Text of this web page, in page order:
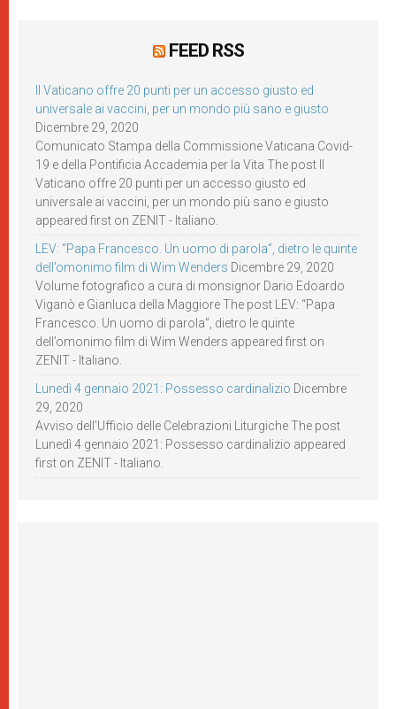
FEED RSS
Il Vaticano offre 20 punti per un accesso giusto ed
universale ai vaccini, per un mondo più sano e giusto
Dicembre 29, 2020
Comunicato Stampa della Commissione Vaticana Covid-
19 e della Pontificia Accademia per la Vita The post Il
Vaticano offre 20 punti per un accesso giusto ed
universale ai vaccini, per un mondo più sano e giusto
appeared first on ZENIT - Italiano.
LEV: “Papa Francesco. Un uomo di parola”, dietro le quinte
dell’omonimo film di Wim Wenders Dicembre 29, 2020
Volume fotografico a cura di monsignor Dario Edoardo
Viganò e Gianluca della Maggiore The post LEV: “Papa
Francesco. Un uomo di parola”, dietro le quinte
dell’omonimo film di Wim Wenders appeared first on
ZENIT - Italiano.
Lunedì 4 gennaio 2021: Possesso cardinalizio Dicembre
29, 2020
Avviso dell’Ufficio delle Celebrazioni Liturgiche The post
Lunedì 4 gennaio 2021: Possesso cardinalizio appeared
first on ZENIT - Italiano.